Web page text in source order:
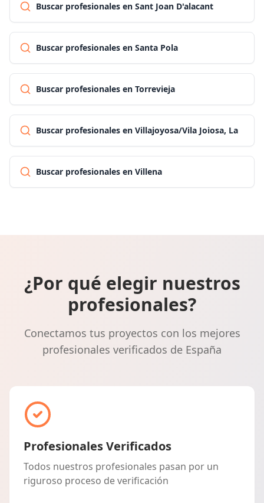
Buscar profesionales en Sant Joan D'alacant
Buscar profesionales en Santa Pola
Buscar profesionales en Torrevieja
Buscar profesionales en Villajoyosa/Vila Joiosa, La
Buscar profesionales en Villena
¿Por qué elegir nuestros
profesionales?
Conectamos tus proyectos con los mejores
profesionales verificados de España
Profesionales Verificados
Todos nuestros profesionales pasan por un
riguroso proceso de verificación